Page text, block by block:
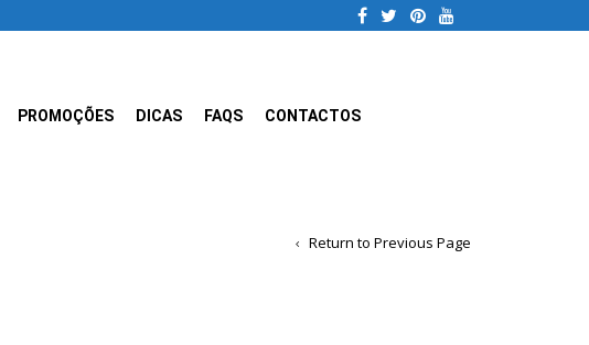
PROMOÇÕES DICAS FAQS CONTACTOS
Return to Previous Page